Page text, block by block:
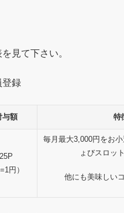
見て下さい。
登録
与額 特
25P
円）
毎月最大3,000円をお
ょびスロッ
他にも美味しい